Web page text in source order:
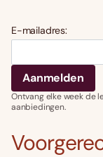
E-mailadres:
Ontvang elke week de
aanbiedingen.